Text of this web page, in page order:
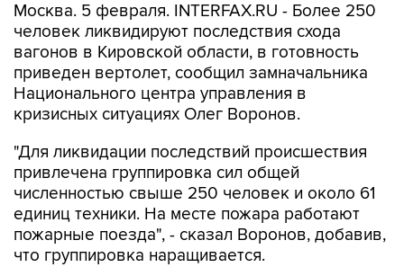
Москва. 5 февраля. INTERFAX.RU - Более 250
человек ликвидируют последствия схода
вагонов в Кировской области, в готовность
приведен вертолет, сообщил замначальника
Национального центра управления в
кризисных ситуациях Олег Воронов.
"Для ликвидации последствий происшествия
привлечена группировка сил общей
численностью свыше 250 человек и около 61
единиц техники. На месте пожара работают
пожарные поезда", - сказал Воронов, добавив,
что группировка наращивается.